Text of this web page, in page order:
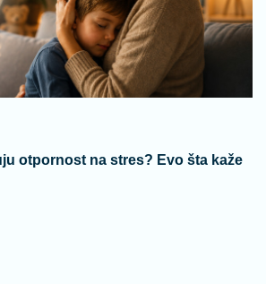
otpornost na stres? Evo šta kaže